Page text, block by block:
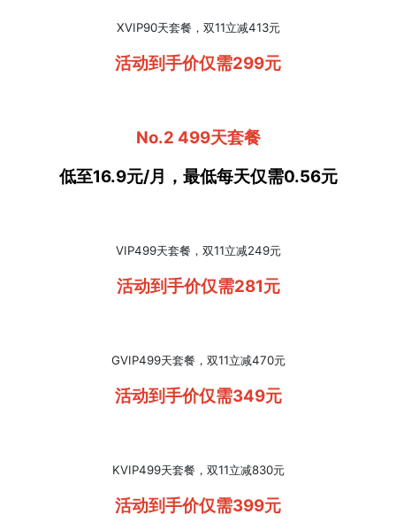
XVIP90天套餐，双11立减413元
活动到手价仅需299元
No.2 499天套餐
低至16.9元/月，最低每天仅需0.56元
VIP499天套餐，双11立减249元
活动到手价仅需281元
GVIP499天套餐，双11立减470元
活动到手价仅需349元
KVIP499天套餐，双11立减830元
活动到手价仅需399元